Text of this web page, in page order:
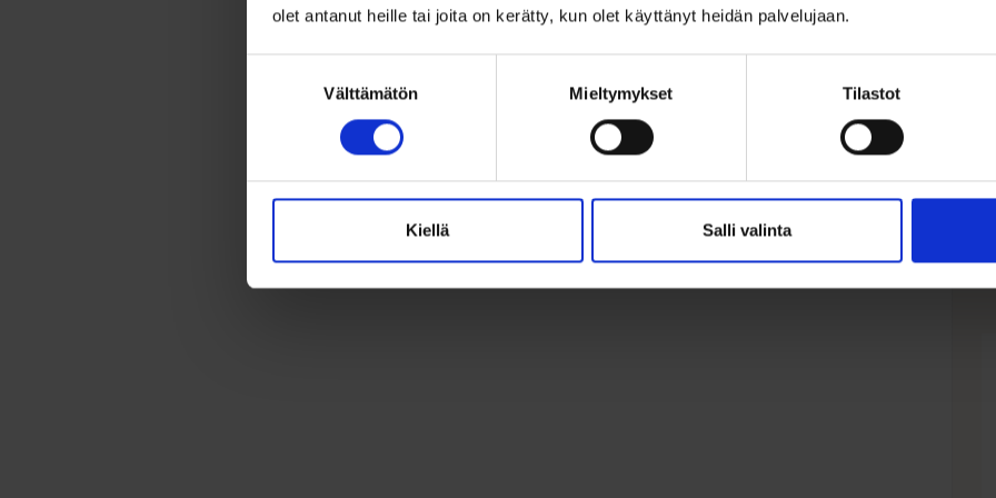
olet antanut heille tai joita on kerätty, kun olet käyttänyt heidän palvelujaan.
Välttämätön Mieltymykset Tilastot
Kiellä Salli valinta